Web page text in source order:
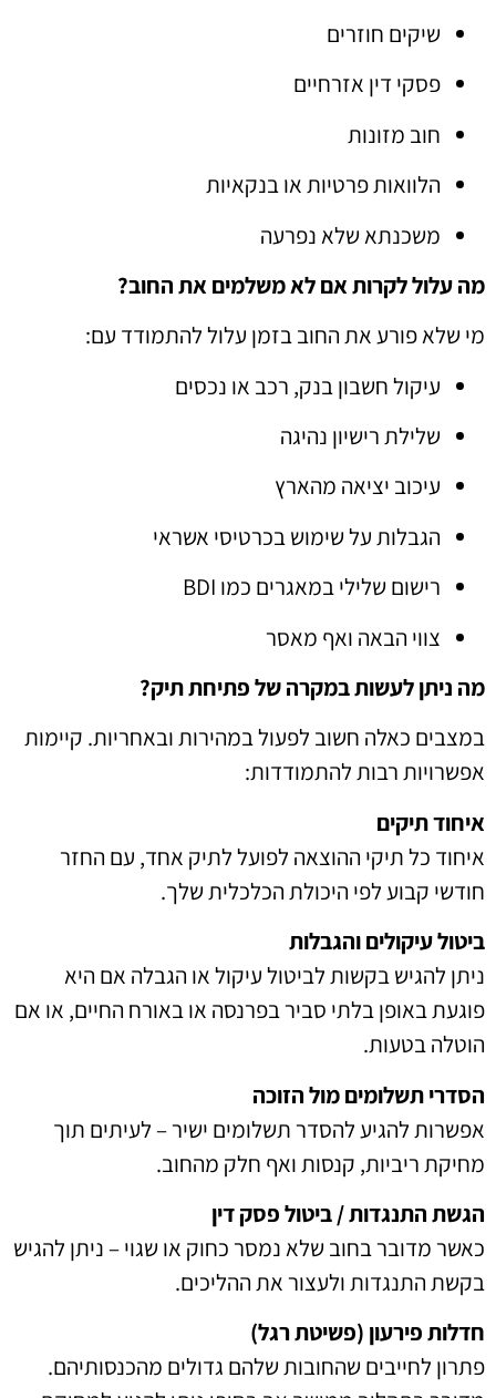
שיקים חוזרים
פסקי דין אזרחיים
חוב מזונות
הלוואות פרטיות או בנקאיות
משכנתא שלא נפרעה
מה עלול לקרות אם לא משלמים את החוב?
מי שלא פורע את החוב בזמן עלול להתמודד עם:
עיקול חשבון בנק, רכב או נכסים
שלילת רישיון נהיגה
עיכוב יציאה מהארץ
הגבלות על שימוש בכרטיסי אשראי
רישום שלילי במאגרים כמו BDI
צווי הבאה ואף מאסר
מה ניתן לעשות במקרה של פתיחת תיק?
במצבים כאלה חשוב לפעול במהירות ובאחריות. קיימות
אפשרויות רבות להתמודדות:
איחוד תיקים
איחוד כל תיקי ההוצאה לפועל לתיק אחד, עם החזר
חודשי קבוע לפי היכולת הכלכלית שלך.
ביטול עיקולים והגבלות
ניתן להגיש בקשות לביטול עיקול או הגבלה אם היא
פוגעת באופן בלתי סביר בפרנסה או באורח החיים, או אם
הוטלה בטעות.
הסדרי תשלומים מול הזוכה
אפשרות להגיע להסדר תשלומים ישיר – לעיתים תוך
מחיקת ריביות, קנסות ואף חלק מהחוב.
הגשת התנגדות / ביטול פסק דין
כאשר מדובר בחוב שלא נמסר כחוק או שגוי – ניתן להגיש
בקשת התנגדות ולעצור את ההליכים.
חדלות פירעון (פשיטת רגל)
פתרון לחייבים שהחובות שלהם גדולים מהכנסותיהם.